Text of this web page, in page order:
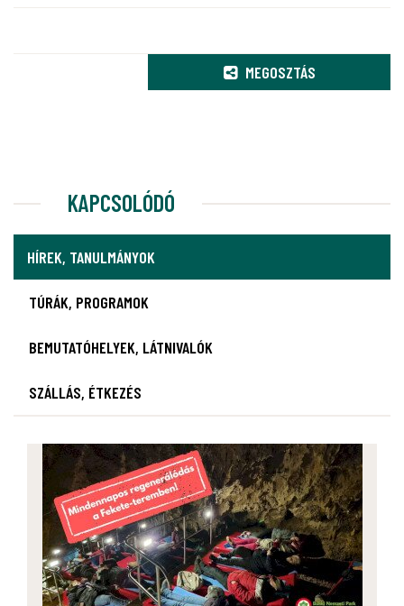
MEGOSZTÁS
KAPCSOLÓDÓ
HÍREK, TANULMÁNYOK
TÚRÁK, PROGRAMOK
BEMUTATÓHELYEK, LÁTNIVALÓK
SZÁLLÁS, ÉTKEZÉS